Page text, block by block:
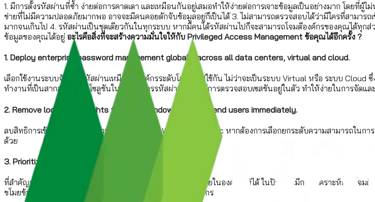
1. มีการตั้งรหัสผ่านที่ซ้ำ ง่ายต่อการคาดเดา และเหมือนกันอยู่เสมอทำให้ง่ายต่อการเจาะข้อมูลเป็นอย่างมาก โดยที่ผู้
ข่ายที่ไม่มีความปลอดภัยมากพอ อาจจะมีคนคอยดักจับข้อมูลอยู่ก็เป็นได้ 3. ไม่สามารถตรวจสอบได้ว่ามีใครที่สามาร
มากจนเกินไป 4. รหัสผ่านเป็นชุดเดียวกันในทุกระบบ หากมีคนได้รหัสผ่านไปก็จะสามารถโจมตีองค์กรของคุณได้ทุก
ข้อมูลของคุณได้อยู่ อะไรคือสิ่งที่จะสร้างความมั่นใจให้กับ Privileged Access Management ข้อคุณได้อีกครั้ง ?
1. Deploy enterprise password management globally across all data centers, virtual and cloud.
เลือกใช้งานระบบจัดการรหัสผ่านเหมือนที่องค์กรระดับโลกทั่วไปใช้กัน ไม่ว่าจะเป็นระบบ Virtual หรือ ระบบ
ทำงานที่เป็นสากล และเป็นโซลูชันในการจัดการรหัสผ่านที่มีศูนย์การตรวจสอบเซสชันอยู่ในตัว ทำให้ง่ายในการจัดแ
2. Remove local admin rights from ALL Windows and Mac end users immediately.
ลบสิทธิการเข้าถึงและผู้ดูแลออกทันที ไม่ว่าจะเป็น Window หรือ Mac หากต้องการเลือกยกระดับความสามารถในก
ด้วย
3. Prioritize and patch vulnerabilities.
ที่สำคัญจะต้องจัดลำดับความสำคัญและแก้ไขช่องโหว่ที่เกิดขึ้นภายในองค์กรให้ได้ ในปัจจุบันมีการวิเคราะห์การโจมตี
ขโมยข้อมูล หรือแม้แต่การสร้างความเสียหายเกิดขึ้นภายในองค์กร